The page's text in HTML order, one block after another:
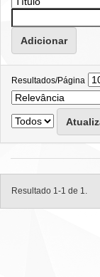
Resultados/Página
Resultado 1-1 de 1.